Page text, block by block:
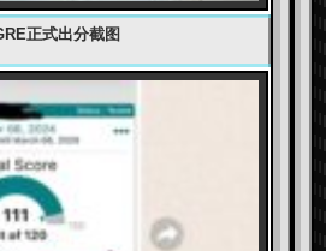
正式出分截图